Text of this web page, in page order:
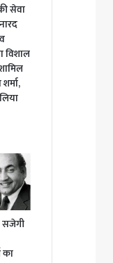
सेवा
विशाल
सजेगी
का